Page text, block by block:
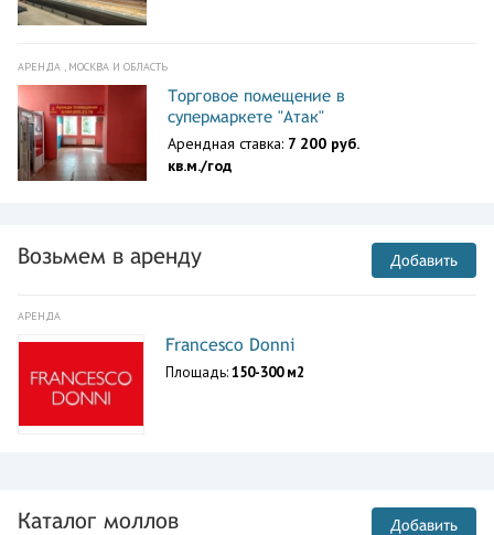
АРЕНДА , МОСКВА И ОБЛАСТЬ
Торговое помещение в
супермаркете "Атак"
Арендная ставка: 7 200 руб.
кв.м./год
Возьмем в аренду Добавить
АРЕНДА
Francesco Donni
Площадь:150-300 м2
Каталог моллов Добавить